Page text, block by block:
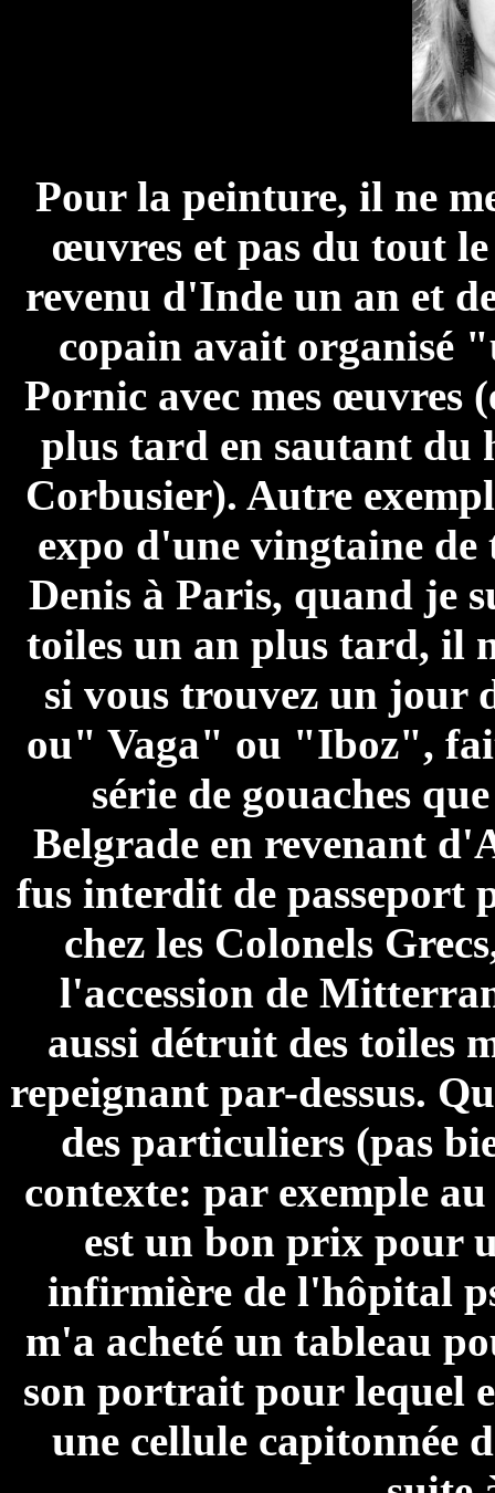
Pour la peinture, il ne
œuvres et pas du tout
revenu d'Inde un an et
copain avait organisé
Pornic avec mes œuvres
plus tard en sautant du
Corbusier). Autre
expo d'une vingtaine de
Denis à Paris, quand je
toiles un an plus tard, il
si vous trouvez un jour
ou" Vaga" ou "Iboz",
série de gouaches
Belgrade en revenant
fus interdit de passeport
chez les Colonels
l'accession de
aussi détruit des toiles
repeignant par-dessus.
des particuliers (pas
contexte: par exemple
est un bon prix pour
infirmière de l'hôpital
m'a acheté un tableau
son portrait pour lequel
une cellule capitonnée